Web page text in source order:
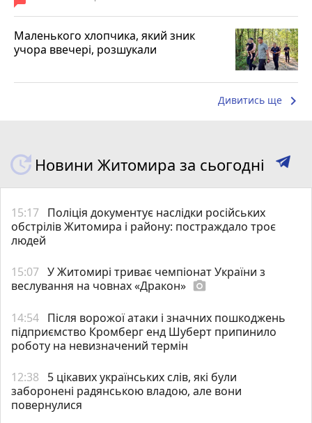
Маленького хлопчика, який зник
учора ввечері, розшукали
Дивитись ще keyboard_arrow_right
Новини Житомира за сьогодні
15:17 Поліція документує наслідки російських
обстрілів Житомира і району: постраждало троє
людей
15:07 У Житомирі триває чемпіонат України з
веслування на човнах «Дракон» photo_camera
14:54 Після ворожої атаки і значних пошкоджень
підприємство Кромберг енд Шуберт припинило
роботу на невизначений термін
12:38
5 цікавих українських слів, які були
заборонені радянською владою, але вони
повернулися